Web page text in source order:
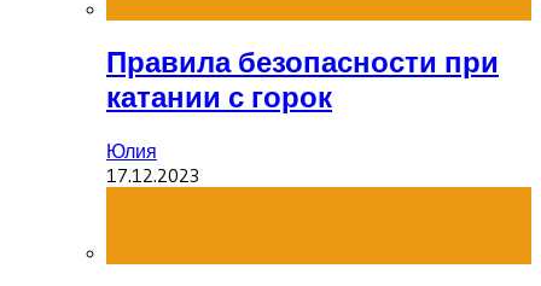
Правила безопасности при
катании с горок
Юлия
17.12.2023